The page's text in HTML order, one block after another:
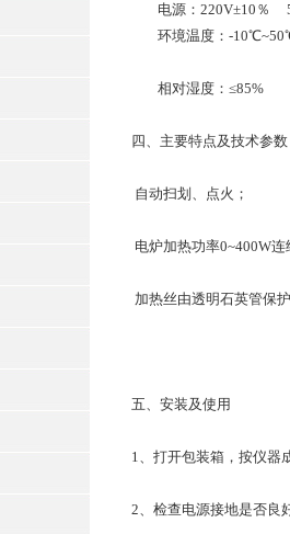
电源：220V±10％
环境温度：-
相对湿度：≤85%
四、主要特点及技术参数
自动扫划、点火；
电炉加热功率0~400W
加热丝由透明石英管保
五、安装及使用
1、打开包装箱，按仪器
2、检查电源接地是否良